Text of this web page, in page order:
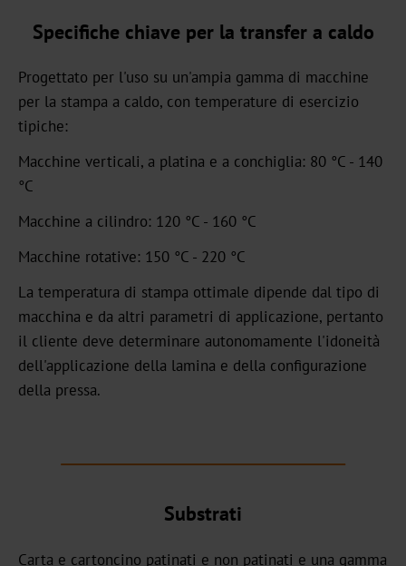
Prodotti
Transfer
caldo
Metallizzato
Standard
MX
MV-
Specifiche chiave per la transfer a caldo
Progettato per l'uso su un'ampia gamma di macchine
per la stampa a caldo, con temperature di esercizio
tipiche:
Macchine verticali, a platina e a conchiglia: 80 °C - 140
°C
Macchine a cilindro: 120 °C - 160 °C
Macchine rotative: 150 °C - 220 °C
La temperatura di stampa ottimale dipende dal tipo di
macchina e da altri parametri di applicazione, pertanto
il cliente deve determinare autonomamente l'idoneità
dell'applicazione della lamina e della configurazione
della pressa.
Substrati
Carta e cartoncino patinati e non patinati e una gamma